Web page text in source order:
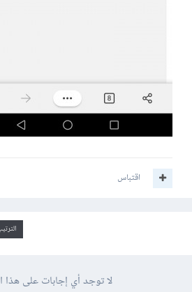
اقتباس
لا توجد أي إجابات على هذا